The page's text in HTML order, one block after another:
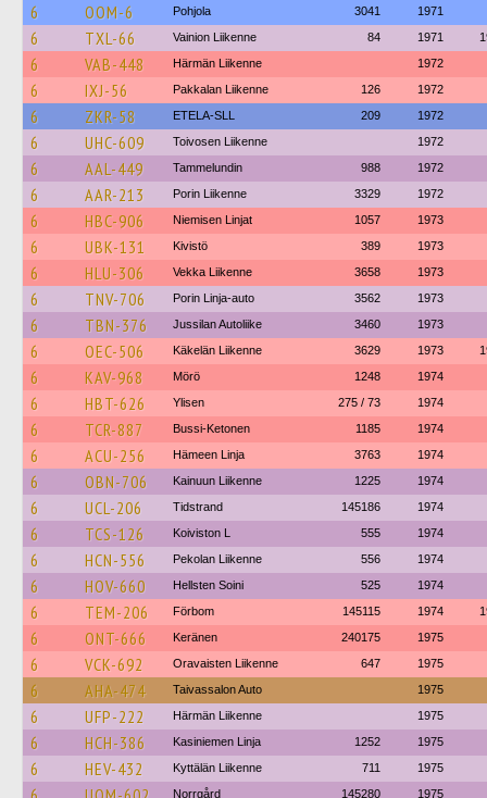
6 OOM-6 Pohjola 3041 1971
6 TXL-66 Vainion Liikenne 84 1971
6 VAB-448 Härmän Liikenne 1972
6 IXJ-56 Pakkalan Liikenne 126 1972
6 ZKR-58 ETELA-SLL 209 1972
6 UHC-609 Toivosen Liikenne 1972
6 AAL-449 Tammelundin 988 1972
6 AAR-213 Porin Liikenne 3329 1972
6 HBC-906 Niemisen Linjat 1057 1973
6 UBK-131 Kivistö 389 1973
6 HLU-306 Vekka Liikenne 3658 1973
6 TNV-706 Porin Linja-auto 3562 1973
6 TBN-376 Jussilan Autoliike 3460 1973
6 OEC-506 Käkelän Liikenne 3629 1973
6 KAV-968 Mörö 1248 1974
6 HBT-626 Ylisen 275 / 73 1974
6 TCR-887 Bussi-Ketonen 1185 1974
6 ACU-256 Hämeen Linja 3763 1974
6 OBN-706 Kainuun Liikenne 1225 1974
6 UCL-206 Tidstrand 145186 1974
6 TCS-126 Koiviston L 555 1974
6 HCN-556 Pekolan Liikenne 556 1974
6 HOV-660 Hellsten Soini 525 1974
6 TEM-206 Förbom 145115 1974
6 ONT-666 Keränen 240175 1975
6 VCK-692 Oravaisten Liikenne 647 1975
6 AHA-474 Taivassalon Auto 1975
6 UFP-222 Härmän Liikenne 1975
6 HCH-386 Kasiniemen Linja 1252 1975
6 HEV-432 Kyttälän Liikenne 711 1975
Norrgård 145280 1975